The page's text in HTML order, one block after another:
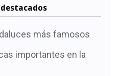
más famosos
importantes en la